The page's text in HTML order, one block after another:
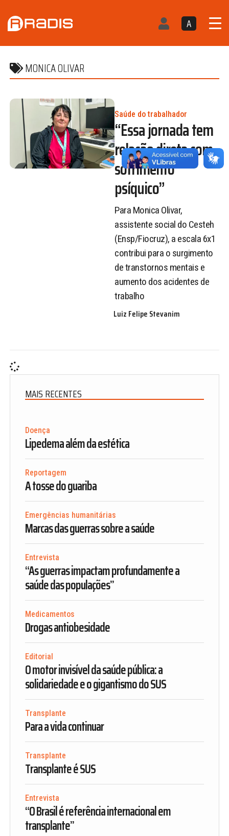
A
MONICA OLIVAR
Saúde do trabalhador
“Essa jornada tem
relação direta com
sofrimento
psíquico”
Para Monica Olivar,
assistente social do Cesteh
(Ensp/Fiocruz), a escala 6x1
contribui para o surgimento
de transtornos mentais e
aumento dos acidentes de
trabalho
Luiz Felipe Stevanim
MAIS RECENTES
Doença
Lipedema além da estética
Reportagem
A tosse do guariba
Emergências humanitárias
Marcas das guerras sobre a saúde
Entrevista
“As guerras impactam profundamente a
saúde das populações”
Medicamentos
Drogas antiobesidade
Editorial
O motor invisível da saúde pública: a
solidariedade e o gigantismo do SUS
Transplante
Para a vida continuar
Transplante
Transplante é SUS
Entrevista
“O Brasil é referência internacional em
transplante”